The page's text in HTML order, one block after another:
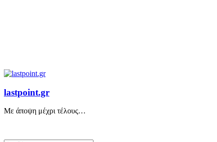
lastpoint.gr
Με άποψη μέχρι τέλους…